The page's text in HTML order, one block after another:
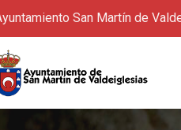
San Martín de